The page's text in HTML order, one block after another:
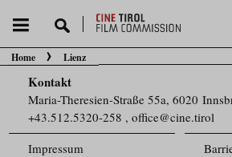
Sie befinden sich hier:
Home Lienz
Kontakt
Maria-Theresien-Straße 55a, 6020
+43.512.5320-258 ,office@cine.tirol
Impressum